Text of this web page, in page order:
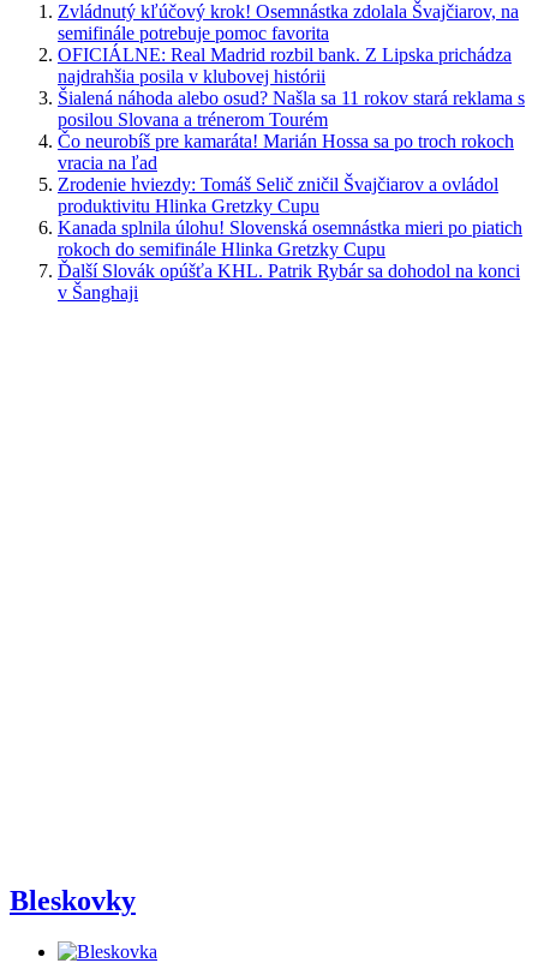
Zvládnutý kľúčový krok! Osemnástka zdolala Švajčiarov, na
semifinále potrebuje pomoc favorita
OFICIÁLNE: Real Madrid rozbil bank. Z Lipska prichádza
najdrahšia posila v klubovej histórii
Šialená náhoda alebo osud? Našla sa 11 rokov stará reklama s
posilou Slovana a trénerom Tourém
Čo neurobíš pre kamaráta! Marián Hossa sa po troch rokoch
vracia na ľad
Zrodenie hviezdy: Tomáš Selič zničil Švajčiarov a ovládol
produktivitu Hlinka Gretzky Cupu
Kanada splnila úlohu! Slovenská osemnástka mieri po piatich
rokoch do semifinále Hlinka Gretzky Cupu
Ďalší Slovák opúšťa KHL. Patrik Rybár sa dohodol na konci
v Šanghaji
Bleskovky